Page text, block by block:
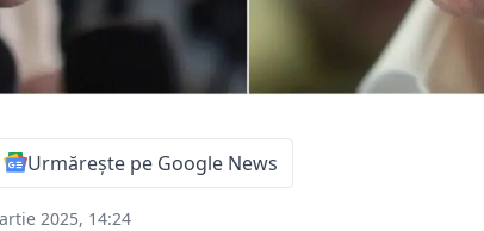
Urmărește pe Google News
2025, 14:24